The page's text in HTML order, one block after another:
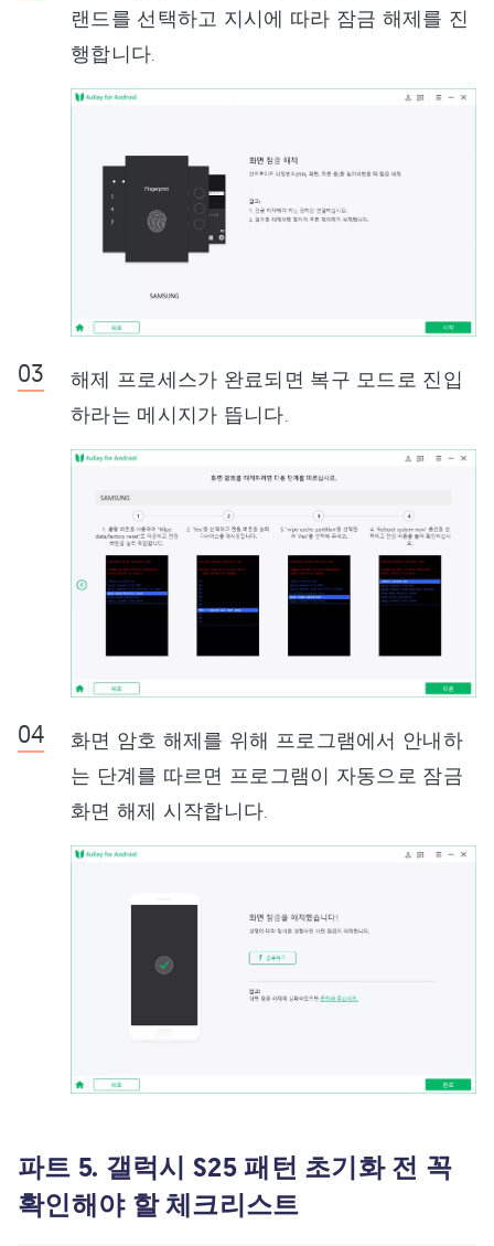
랜드를 선택하고 지시에 따라 잠금 해제를 진
행합니다.
해제 프로세스가 완료되면 복구 모드로 진입
하라는 메시지가 뜹니다.
화면 암호 해제를 위해 프로그램에서 안내하
는 단계를 따르면 프로그램이 자동으로 잠금
화면 해제 시작합니다.
파트 5. 갤럭시 S25 패턴 초기화 전 꼭
확인해야 할 체크리스트